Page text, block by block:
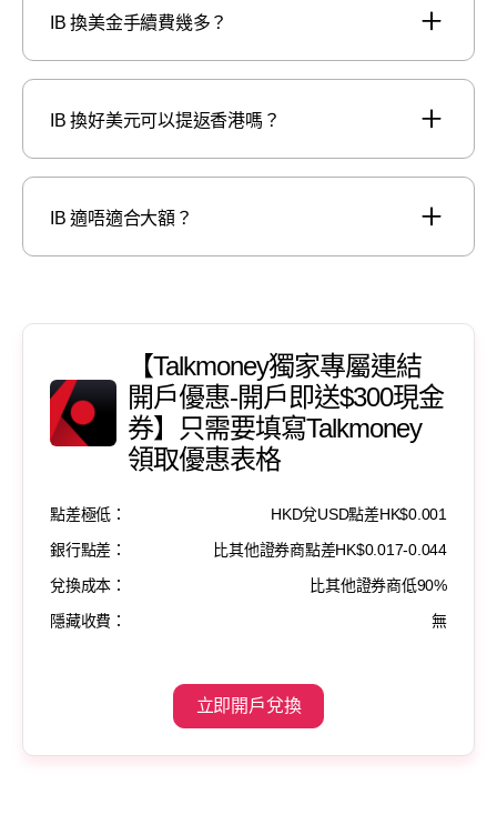
IB 換美金手續費幾多？
IB 換好美元可以提返香港嗎？
IB 適唔適合大額？
【Talkmoney獨家專屬連結
開戶優惠-開戶即送$300現金
券】只需要填寫Talkmoney
領取優惠表格
點差極低：
HKD兌USD點差HK$0.001
銀行點差：
比其他證券商點差HK$0.017-0.044
兌換成本：
比其他證券商低90%
隱藏收費：
無
立即開戶兌換